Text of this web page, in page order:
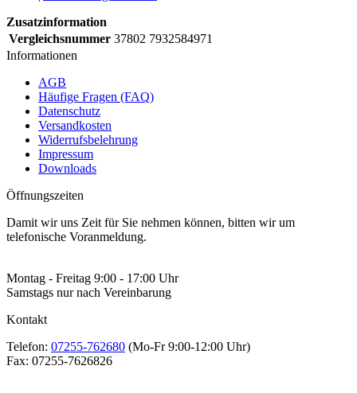
Zusatzinformation
Vergleichsnummer 37802 7932584971
Informationen
AGB
Häufige Fragen (FAQ)
Datenschutz
Versandkosten
Widerrufsbelehrung
Impressum
Downloads
Öffnungszeiten
Damit wir uns Zeit für Sie nehmen können, bitten wir um
telefonische Voranmeldung.
Montag - Freitag 9:00 - 17:00 Uhr
Samstags nur nach Vereinbarung
Kontakt
Telefon: 07255-762680 (Mo-Fr 9:00-12:00 Uhr)
Fax: 07255-7626826